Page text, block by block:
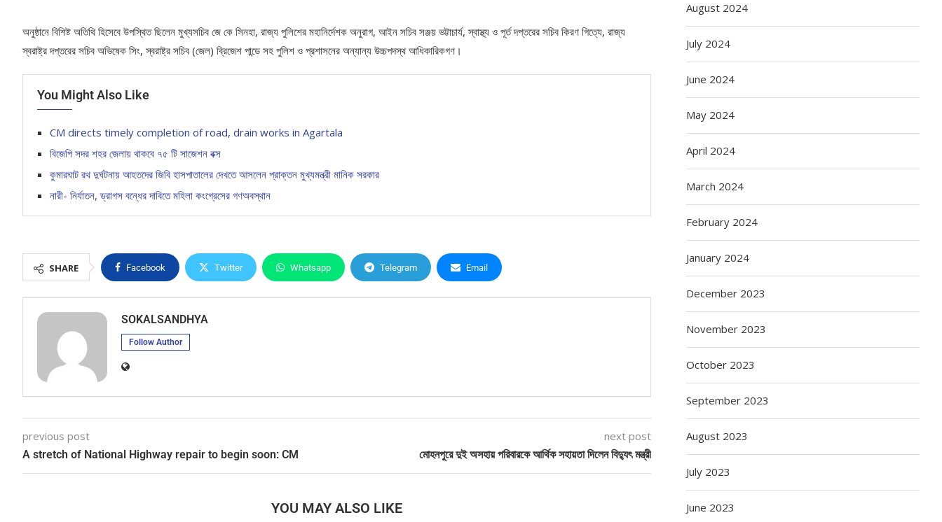
অনুষ্ঠানে বিশিষ্ট অতিথি হিসেবে উপস্থিত ছিলেন মুখ্যসচিব জে কে সিনহা, রাজ্য পুলিশের মহানির্দেশক অনুরাগ, আইন সচিব সঞ্জয় ভট্টাচার্য, স্বাস্থ্য ও পূর্ত দপ্তরের সচিব কিরণ গিত্যে, রাজ্য
স্বরাষ্ট্র দপ্তরের সচিব অভিষেক সিং, স্বরাষ্ট্র সচিব (জেল) ব্রিজেশ পান্ডে সহ পুলিশ ও প্রশাসনের অন্যান্য উচ্চপদস্থ আধিকারিকগণ।
You Might Also Like
CM directs timely completion of road, drain works in Agartala
বিজেপি সদর শহর জেলায় থাকবে ৭৫ টি সাজেশন বক্স
কুমারঘাট রথ দুর্ঘটনায় আহতদের জিবি হাসপাতালের দেখতে আসলেন প্রাক্তন মুখ্যমন্ত্রী মানিক সরকার
নারী- নির্যাতন, ড্রাগস বন্ধের দাবিতে মহিলা কংগ্রেসের গণঅবস্থান
SHARE Facebook Twitter Whatsapp Telegram Email
SOKALSANDHYA
Follow Author
previous post
A stretch of National Highway repair to begin soon: CM
next post
মোহনপুরে দুই অসহায় পরিবারকে আর্থিক সহায়তা দিলেন বিদ্যুৎ মন্ত্রী
YOU MAY ALSO LIKE
August 2024
July 2024
June 2024
May 2024
April 2024
March 2024
February 2024
January 2024
December 2023
November 2023
October 2023
September 2023
August 2023
July 2023
June 2023